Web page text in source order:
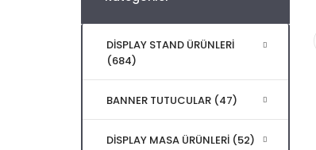
DİSPLAY STAND ÜRÜNLERİ
(684)
BANNER TUTUCULAR (47)
DİSPLAY MASA ÜRÜNLERİ (52)